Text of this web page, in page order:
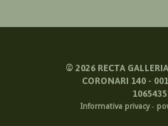
© 2026RECTA
CORONARI 140 -
Informativa privacy-